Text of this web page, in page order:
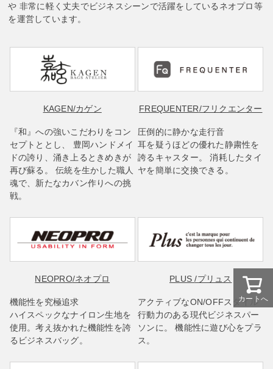
カートへ
や 非常に軽く丈夫でビジネスシーンで活躍をしているネオプロ等
を運営しています。
KAGEN/カゲン
『和』への強いこだわりをコン
セプトととし、 豊岡ハンドメイ
ドの誇り、涌き上るときめきが
再び蘇る。 伝統を生かした職人
魂で、新たなカバン作りへの挑
戦。
FREQUENTER/フリクエンター
圧倒的に静かな走行音
耳を疑うほどの優れた静粛性を
誇るキャスター。 消耗したタイ
ヤを簡単に交換できる。
NEOPRO/ネオプロ
機能性を究極追求
ハイスペックなナイロン生地を
使用。考え抜かれた機能性を誇
るビジネスバッグ。
PLUS/プリュス
アクティブなON/OFFスタイル
行動力のある現代ビジネスパー
ソンに。 機能性に遊び心をプラ
ス。